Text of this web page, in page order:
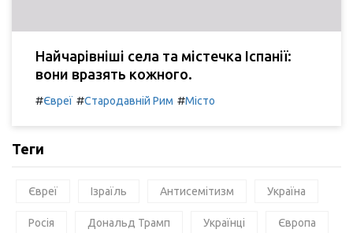
Найчарівніші села та містечка Іспанії:
вони вразять кожного.
#Євреї #Стародавній Рим #Місто
Теги
Євреї Ізраїль Антисемітизм Україна
Росія Дональд Трамп Українці Європа